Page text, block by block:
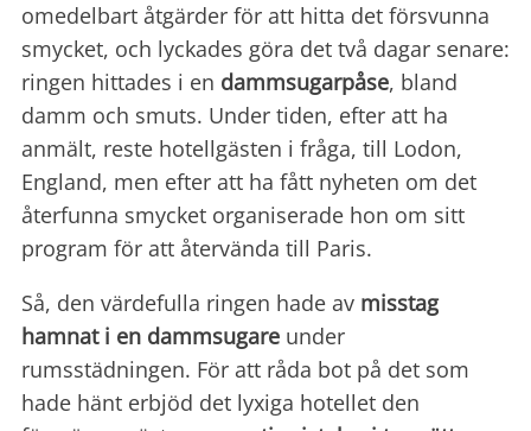
omedelbart åtgärder för att hitta det försvunna
smycket, och lyckades göra det två dagar senare:
ringen hittades i en dammsugarpåse, bland
damm och smuts. Under tiden, efter att ha
anmält, reste hotellgästen i fråga, till Lodon,
England, men efter att ha fått nyheten om det
återfunna smycket organiserade hon om sitt
program för att återvända till Paris.
Så, den värdefulla ringen hade av misstag
hamnat i en dammsugare under
rumsstädningen. För att råda bot på det som
hade hänt erbjöd det lyxiga hotellet den